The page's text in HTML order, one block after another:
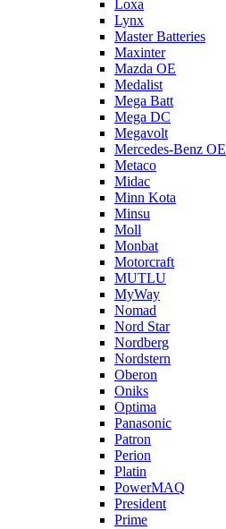
Loxa
Lynx
Master Batteries
Maxinter
Mazda OE
Medalist
Mega Batt
Mega DC
Megavolt
Mercedes-Benz OE
Metaco
Midac
Minn Kota
Minsu
Moll
Monbat
Motorcraft
MUTLU
MyWay
Nomad
Nord Star
Nordberg
Nordstern
Oberon
Oniks
Optima
Panasonic
Patron
Perion
Platin
PowerMAQ
President
Prime